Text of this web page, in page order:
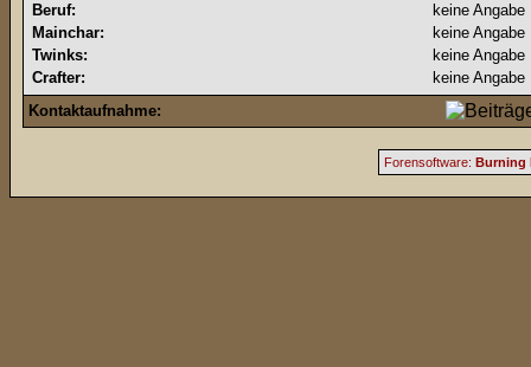
Beruf:
keine Angabe
Mainchar:
keine Angabe
Twinks:
keine Angabe
Crafter:
keine Angabe
Kontaktaufnahme:
Forensoftware: Burning